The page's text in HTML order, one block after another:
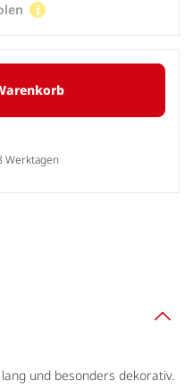
Werktagen
und besonders dekorativ.